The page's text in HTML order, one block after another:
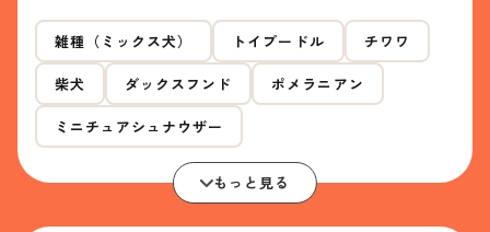
雑種（ミックス犬） トイプードル チワワ
柴犬 ダックスフンド ポメラニアン
ミニチュアシュナウザー
もっと見る